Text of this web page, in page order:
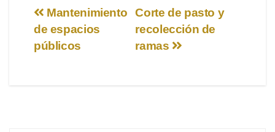
Navegación
de
Corte de pasto y
recolección de
ramas
Mantenimiento
de espacios
públicos